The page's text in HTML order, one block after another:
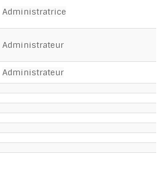
Administratrice
Administrateur
Administrateur